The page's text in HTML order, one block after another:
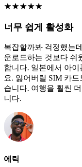
★★★★★
너무 쉽게 활성화
복잡할까봐 걱정했는
운로드하는 것보다 쉬
합니다. 일본에서 아
요. 잃어버릴 SIM 카
습니다. 여행을 훨씬
니다.
에릭